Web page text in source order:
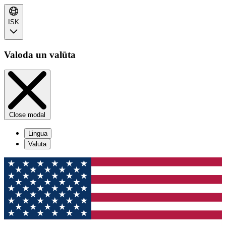
ISK
Valoda un valūta
Close modal
Lingua
Valūta